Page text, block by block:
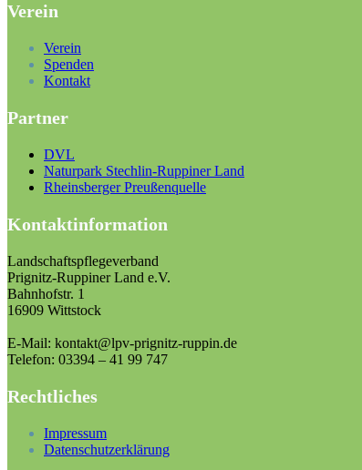
Verein
Verein
Spenden
Kontakt
Partner
DVL
Naturpark Stechlin-Ruppiner Land
Rheinsberger Preußenquelle
Kontaktinformation
Landschaftspflegeverband
Prignitz-Ruppiner Land e.V.
Bahnhofstr. 1
16909 Wittstock
E-Mail: kontakt@lpv-prignitz-ruppin.de
Telefon: 03394 – 41 99 747
Rechtliches
Impressum
Datenschutzerklärung